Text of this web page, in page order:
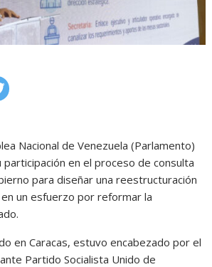
Nacional de Venezuela (Parlamento)
en el proceso de consulta
para diseñar una reestructuración
un esfuerzo por reformar la
en Caracas, estuvo encabezado por el
Partido Socialista Unido de